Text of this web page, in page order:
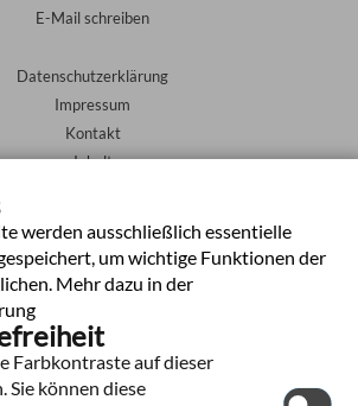
E-Mail schreiben
Datenschutzerklärung
Impressum
Kontakt
Inhalt
Leichte Sprache
Gebärdensprache
werden ausschließlich essentielle
um wichtige Funktionen der
Mehr dazu in der
Farbkontraste auf dieser
Sie können diese